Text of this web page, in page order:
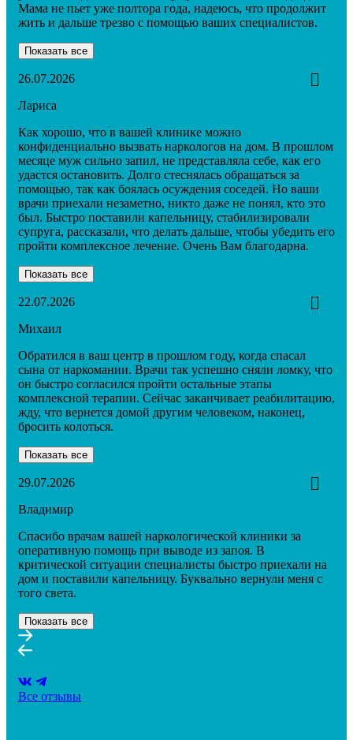
Мама не пьет уже полтора года, надеюсь, что продолжит
жить и дальше трезво с помощью ваших специалистов.
Показать все
26.07.2026
Лариса
Как хорошо, что в вашей клинике можно
конфиденциально вызвать наркологов на дом. В прошлом
месяце муж сильно запил, не представляла себе, как его
удастся остановить. Долго стеснялась обращаться за
помощью, так как боялась осуждения соседей. Но ваши
врачи приехали незаметно, никто даже не понял, кто это
был. Быстро поставили капельницу, стабилизировали
супруга, рассказали, что делать дальше, чтобы убедить его
пройти комплексное лечение. Очень Вам благодарна.
Показать все
22.07.2026
Михаил
Обратился в ваш центр в прошлом году, когда спасал
сына от наркомании. Врачи так успешно сняли ломку, что
он быстро согласился пройти остальные этапы
комплексной терапии. Сейчас заканчивает реабилитацию,
жду, что вернется домой другим человеком, наконец,
бросить колоться.
Показать все
29.07.2026
Владимир
Спасибо врачам вашей наркологической клиники за
оперативную помощь при выводе из запоя. В
критической ситуации специалисты быстро приехали на
дом и поставили капельницу. Буквально вернули меня с
того света.
Показать все
Все отзывы